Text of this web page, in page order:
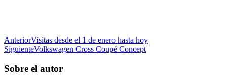
AnteriorVisitas desde el 1 de enero hasta hoy
SiguienteVolkswagen Cross Coupé Concept
Sobre el autor